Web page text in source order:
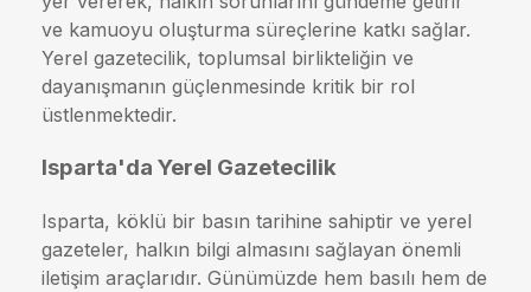
ve kamuoyu oluşturma süreçlerine katkı sağlar.
Yerel gazetecilik, toplumsal birlikteliğin ve
dayanışmanın güçlenmesinde kritik bir rol
üstlenmektedir.
Isparta'da Yerel Gazetecilik
Isparta, köklü bir basın tarihine sahiptir ve yerel
gazeteler, halkın bilgi almasını sağlayan önemli
iletişim araçlarıdır. Günümüzde hem basılı hem de